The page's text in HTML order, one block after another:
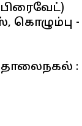
கொழும்பு -
தொலைநகல் :